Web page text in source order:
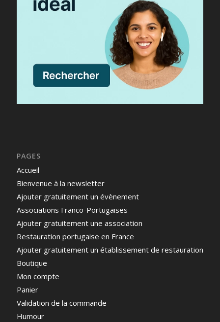
PAGES
Accueil
Bienvenue à la newsletter
Ajouter gratuitement un évènement
Associations Franco-Portugaises
Ajouter gratuitement une association
Restauration portugaise en France
Ajouter gratuitement un établissement de restauration
Boutique
Mon compte
Panier
Validation de la commande
Humour